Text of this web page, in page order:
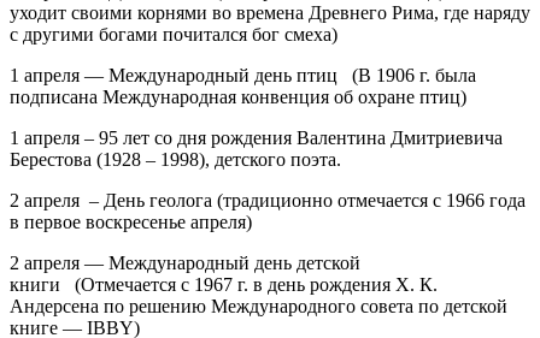
уходит своими корнями во времена Древнего Рима, где наряду
с другими богами почитался бог смеха)
1 апреля — Международный день птиц (В 1906 г. была
подписана Международная конвенция об охране птиц)
1 апреля – 95 лет со дня рождения Валентина Дмитриевича
Берестова (1928 – 1998), детского поэта.
2 апреля – День геолога (традиционно отмечается с 1966 года
в первое воскресенье апреля)
2 апреля — Международный день детской
книги (Отмечается с 1967 г. в день рождения Х. К.
Андерсена по решению Международного совета по детской
книге — IBBY)